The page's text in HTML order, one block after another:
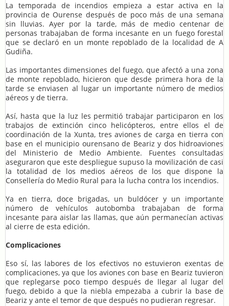
La temporada de incendios empieza a estar activa en la
provincia de Ourense después de poco más de una semana
sin lluvias. Ayer por la tarde, más de medio centenar de
personas trabajaban de forma incesante en un fuego forestal
que se declaró en un monte repoblado de la localidad de A
Gudiña.
Las importantes dimensiones del fuego, que afectó a una zona
de monte repoblado, hicieron que desde primera hora de la
tarde se enviasen al lugar un importante número de medios
aéreos y de tierra.
Así, hasta que la luz les permitió trabajar participaron en los
trabajos de extinción cinco helicópteros, entre ellos el de
coordinación de la Xunta, tres aviones de carga en tierra con
base en el municipio ourensano de Beariz y dos hidroaviones
del Ministerio de Medio Ambiente. Fuentes consultadas
aseguraron que este despliegue supuso la movilización de casi
la totalidad de los medios aéreos de los que dispone la
Consellería do Medio Rural para la lucha contra los incendios.
Ya en tierra, doce brigadas, un buldócer y un importante
número de vehículos autobomba trabajaban de forma
incesante para aislar las llamas, que aún permanecían activas
al cierre de esta edición.
Complicaciones
Eso sí, las labores de los efectivos no estuvieron exentas de
complicaciones, ya que los aviones con base en Beariz tuvieron
que replegarse poco tiempo después de llegar al lugar del
fuego, debido a que la niebla empezaba a cubrir la base de
Beariz y ante el temor de que después no pudieran regresar.